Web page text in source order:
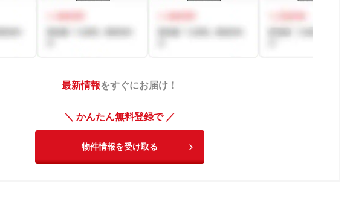
最新情報をすぐにお届け！
＼ かんたん無料登録で ／
物件情報を受け取る